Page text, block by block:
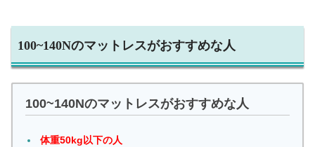
100~140Nのマットレスがおすすめな人
100~140Nのマットレスがおすすめな人
体重50kg以下の人